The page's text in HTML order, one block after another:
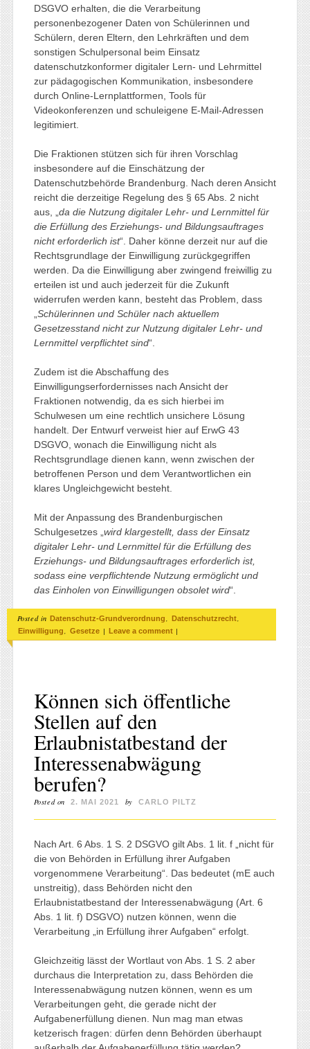
DSGVO erhalten, die die Verarbeitung
personenbezogener Daten von Schülerinnen und
Schülern, deren Eltern, den Lehrkräften und dem
sonstigen Schulpersonal beim Einsatz
datenschutzkonformer digitaler Lern- und Lehrmittel
zur pädagogischen Kommunikation, insbesondere
durch Online-Lernplattformen, Tools für
Videokonferenzen und schuleigene E-Mail-Adressen
legitimiert.
Die Fraktionen stützen sich für ihren Vorschlag
insbesondere auf die Einschätzung der
Datenschutzbehörde Brandenburg. Nach deren Ansicht
reicht die derzeitige Regelung des § 65 Abs. 2 nicht
aus, „ da die Nutzung digitaler Lehr- und Lernmittel für
die Erfüllung des Erziehungs- und Bildungsauftrages
nicht erforderlich ist“. Daher könne derzeit nur auf die
Rechtsgrundlage der Einwilligung zurückgegriffen
werden. Da die Einwilligung aber zwingend freiwillig zu
erteilen ist und auch jederzeit für die Zukunft
widerrufen werden kann, besteht das Problem, dass
Schülerinnen und Schüler nach aktuellem
Gesetzesstand nicht zur Nutzung digitaler Lehr- und
Lernmittel verpflichtet sind“.
Zudem ist die Abschaffung des
Einwilligungserfordernisses nach Ansicht der
Fraktionen notwendig, da es sich hierbei im
Schulwesen um eine rechtlich unsichere Lösung
handelt. Der Entwurf verweist hier auf ErwG 43
DSGVO, wonach die Einwilligung nicht als
Rechtsgrundlage dienen kann, wenn zwischen der
betroffenen Person und dem Verantwortlichen ein
klares Ungleichgewicht besteht.
Mit der Anpassung des Brandenburgischen
Schulgesetzes „ wird klargestellt, dass der Einsatz
digitaler Lehr- und Lernmittel für die Erfüllung des
Erziehungs- und Bildungsauftrages erforderlich ist,
sodass eine verpflichtende Nutzung ermöglicht und
das Einholen von Einwilligungen obsolet wird“.
Posted in Datenschutz-Grundverordnung Datenschutzrecht
Einwilligung Gesetze | Leave a comment |
Können sich öffentliche
Stellen auf den
Erlaubnistatbestand der
Interessenabwägung
berufen?
Posted on 2. MAI 2021 by CARLO PILTZ
Nach Art. 6 Abs. 1 S. 2 DSGVO gilt Abs. 1 lit. f „nicht für
die von Behörden in Erfüllung ihrer Aufgaben
vorgenommene Verarbeitung“. Das bedeutet (mE auch
unstreitig), dass Behörden nicht den
Erlaubnistatbestand der Interessenabwägung (Art. 6
Abs. 1 lit. f) DSGVO) nutzen können, wenn die
Verarbeitung „in Erfüllung ihrer Aufgaben“ erfolgt.
Gleichzeitig lässt der Wortlaut von Abs. 1 S. 2 aber
durchaus die Interpretation zu, dass Behörden die
Interessenabwägung nutzen können, wenn es um
Verarbeitungen geht, die gerade nicht der
Aufgabenerfüllung dienen. Nun mag man etwas
ketzerisch fragen: dürfen denn Behörden überhaupt